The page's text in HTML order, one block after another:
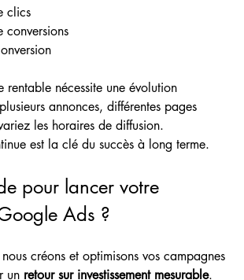
clics
conversions
nécessite une évolution
annonces, différentes pages
les horaires de diffusion.
est la clé du succès à long terme.
pour lancer votre
Ads ?
créons et optimisons vos campagnes
un retour sur investissement mesurable.